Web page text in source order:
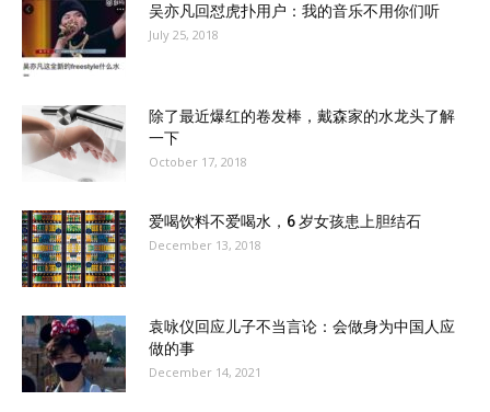
吴亦凡回怼虎扑用户：我的音乐不用你们听
July 25, 2018
除了最近爆红的卷发棒，戴森家的水龙头了解
一下
October 17, 2018
爱喝饮料不爱喝水，6 岁女孩患上胆结石
December 13, 2018
袁咏仪回应儿子不当言论：会做身为中国人应
做的事
December 14, 2021